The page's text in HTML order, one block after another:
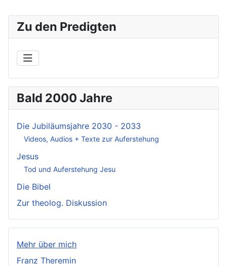
Zu den Predigten
Bald 2000 Jahre
Die Jubiläumsjahre 2030 - 2033
Videos, Audios + Texte zur Auferstehung
Jesus
Tod und Auferstehung Jesu
Die Bibel
Zur theolog. Diskussion
Mehr über mich
Franz Theremin